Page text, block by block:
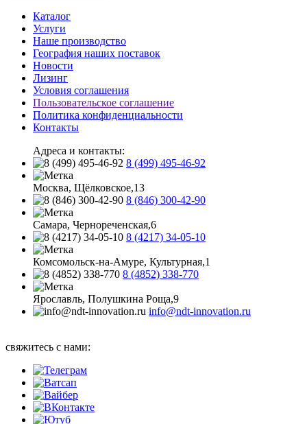
Каталог
Услуги
Наше производство
География наших поставок
Новости
Лизинг
Условия соглашения
Пользовательское соглашение
Политика конфиденциальности
Контакты
Адреса и контакты:
8 (499) 495-46-92
Москва, Щёлковское,13
8 (846) 300-42-90
Самара, Чернореченская,6
8 (4217) 34-05-10
Комсомольск-на-Амуре, Культурная,1
8 (4852) 338-770
Ярославль, Полушкина Роща,9
info@ndt-innovation.ru
свяжитесь с нами: